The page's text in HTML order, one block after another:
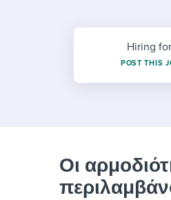
Hiring
POST THIS
Οι